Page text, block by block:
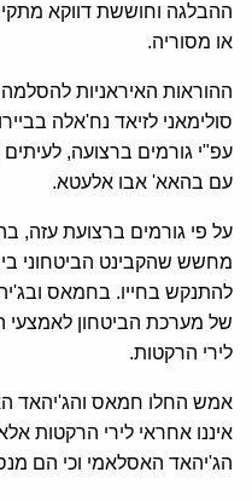
ההבלגה וחוששת דווקא
או מסוריה.
ההוראות האיראניות
סולימאני לזיאד נח'אלה
עפ"י גורמים ברצועה,
עם בהאא' אבו אלעטא.
על פי גורמים ברצועת עזה,
מחשש שהקבינט הביטחוני
להתנקש בחייו. בחמאס
של מערכת הביטחון לאמצעי
לירי הרקטות.
אמש החלו חמאס והג'יהאד
איננו אחראי לירי הרקטות
הג'יהאד האסלאמי וכי הם